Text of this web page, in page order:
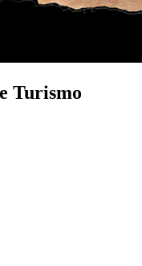
Turismo